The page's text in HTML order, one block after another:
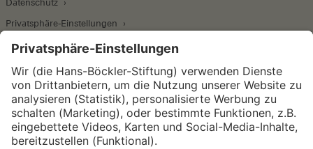
Datenschutz
Privatsphäre-Einstellungen
Wirtschafts- und Sozialwissenschaftliches Institut
Institut für Makroökonomie und